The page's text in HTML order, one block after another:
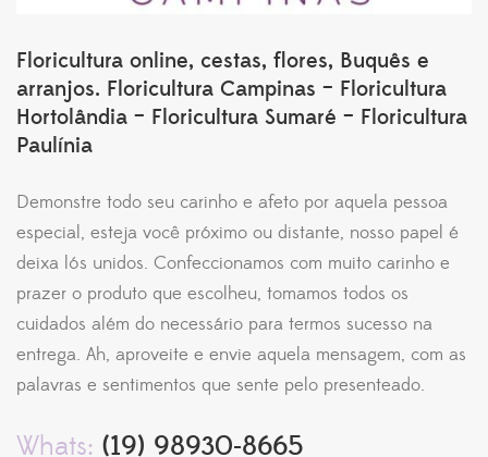
Floricultura online, cestas, flores, Buquês e
arranjos. Floricultura Campinas – Floricultura
Hortolândia – Floricultura Sumaré – Floricultura
Paulínia
Demonstre todo seu carinho e afeto por aquela pessoa
especial, esteja você próximo ou distante, nosso papel é
deixa lós unidos. Confeccionamos com muito carinho e
prazer o produto que escolheu, tomamos todos os
cuidados além do necessário para termos sucesso na
entrega. Ah, aproveite e envie aquela mensagem, com as
palavras e sentimentos que sente pelo presenteado.
Whats: (19) 98930-8665